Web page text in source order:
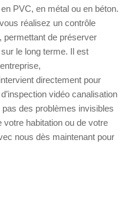
PVC, en métal ou en béton.
réalisez un contrôle
permettant de préserver
le long terme. Il est
directement pour
vidéo canalisation
des problèmes invisibles
habitation ou de votre
nous dès maintenant pour